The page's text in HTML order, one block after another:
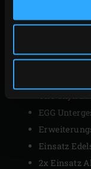
Küche? Dieses
einer
EGGen mit viel
EGG
Einsatz
2x Einsatz